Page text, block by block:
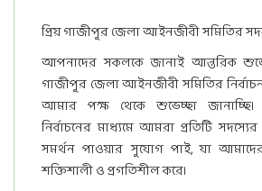
প্রিয় গাজীপুর জেলা আইনজীবী সমিতির
আপনাদের সকলকে জানাই আন্তরিক
গাজীপুর জেলা আইনজীবী সমিতির
আমার পক্ষ থেকে শুভেচ্ছা
নির্বাচনের মাধ্যমে আমরা প্রতিটি
সমর্থন পাওয়ার সুযোগ পাই, যা
শক্তিশালী ও প্রগতিশীল করে।